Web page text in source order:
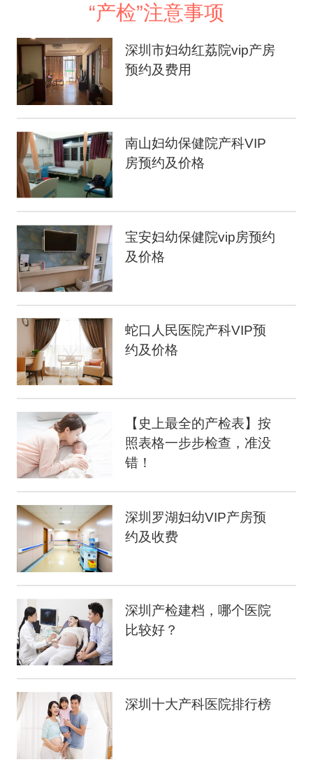
“产检”注意事项
深圳市妇幼红荔院vip产房
预约及费用
南山妇幼保健院产科VIP
房预约及价格
宝安妇幼保健院vip房预约
及价格
蛇口人民医院产科VIP预
约及价格
【史上最全的产检表】按
照表格一步步检查，准没
错！
深圳罗湖妇幼VIP产房预
约及收费
深圳产检建档，哪个医院
比较好？
深圳十大产科医院排行榜